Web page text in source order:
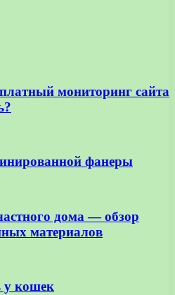
мониторинг сайта
фанеры
дома — обзор
материалов
кошек